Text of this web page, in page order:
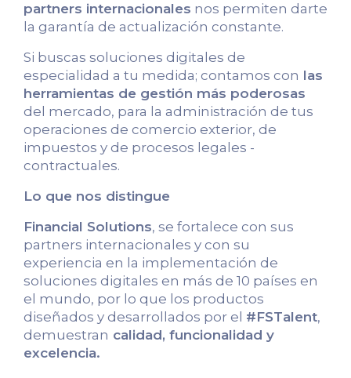
partners internacionales nos permiten darte
la garantía de actualización constante.
Si buscas soluciones digitales de
especialidad a tu medida; contamos con las
herramientas de gestión más poderosas
del mercado, para la administración de tus
operaciones de comercio exterior, de
impuestos y de procesos legales -
contractuales.
Lo que nos distingue
Financial Solutions, se fortalece con sus
partners internacionales y con su
experiencia en la implementación de
soluciones digitales en más de 10 países en
el mundo, por lo que los productos
diseñados y desarrollados por el #FSTalent,
demuestran calidad, funcionalidad y
excelencia.